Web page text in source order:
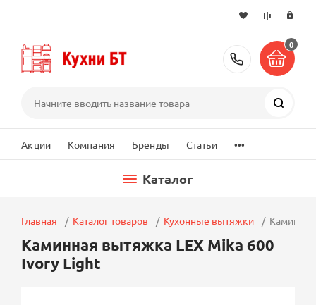
+7 (495)
0
Акции Компания Бренды Статьи ...
Каталог
Главная Каталог товаров Кухонные вытяжки
Каминная вытяжка LEX Mika 600
Ivory Light